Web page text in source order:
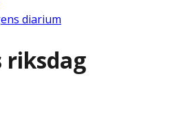
diarium
riksdag